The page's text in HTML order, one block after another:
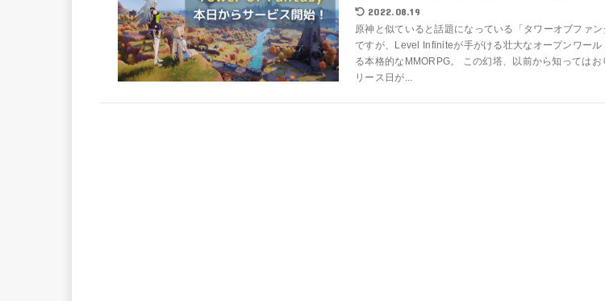
2022.08.19
原神と似ていると話題になっている「タワーオブファン
ですが、Level Infiniteが手がける壮大なオープンワール
る本格的なMMORPG。 この幻塔、以前から知ってはお
リース日が...